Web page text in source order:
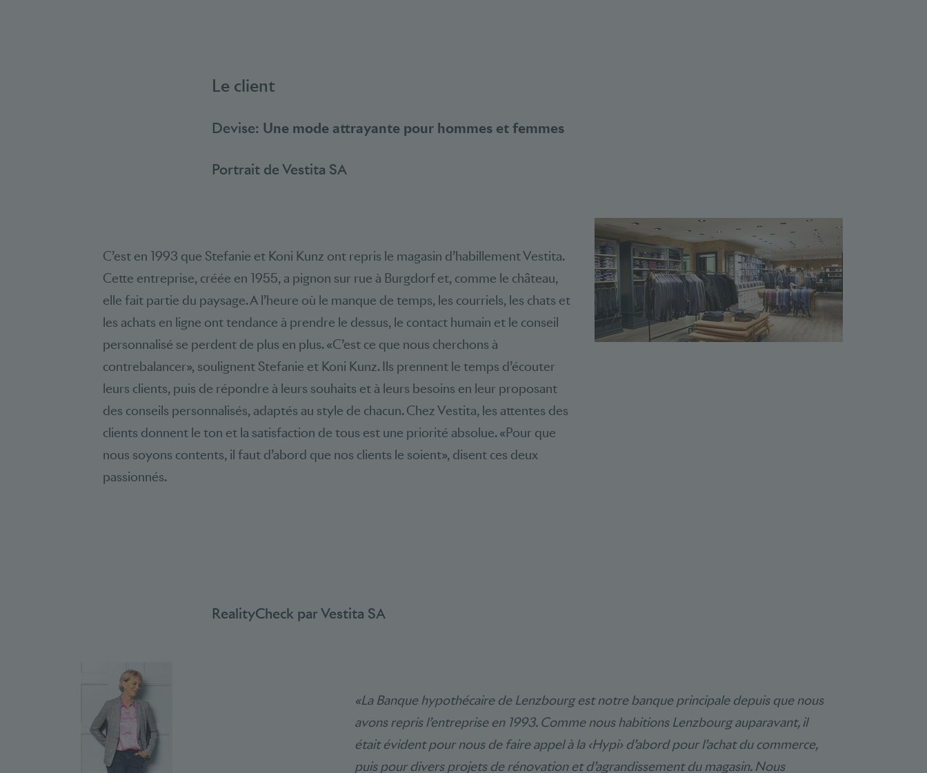
Le client
Devise: Une mode attrayante pour hommes et femmes
Portrait de Vestita SA
C’est en 1993 que Stefanie et Koni Kunz ont repris le magasin d’habillement Vestita.
Cette entreprise, créée en 1955, a pignon sur rue à Burgdorf et, comme le château,
elle fait partie du paysage. A l’heure où le manque de temps, les courriels, les chats et
les achats en ligne ont tendance à prendre le dessus, le contact humain et le conseil
personnalisé se perdent de plus en plus. «C’est ce que nous cherchons à
contrebalancer», soulignent Stefanie et Koni Kunz. Ils prennent le temps d’écouter
leurs clients, puis de répondre à leurs souhaits et à leurs besoins en leur proposant
des conseils personnalisés, adaptés au style de chacun. Chez Vestita, les attentes des
clients donnent le ton et la satisfaction de tous est une priorité absolue. «Pour que
nous soyons contents, il faut d’abord que nos clients le soient», disent ces deux
passionnés.
RealityCheck par Vestita SA
«La Banque hypothécaire de Lenzbourg est notre banque principale depuis que nous
avons repris l’entreprise en 1993. Comme nous habitions Lenzbourg auparavant, il
était évident pour nous de faire appel à la ‹Hypi› d’abord pour l’achat du commerce,
puis pour divers projets de rénovation et d’agrandissement du magasin. Nous